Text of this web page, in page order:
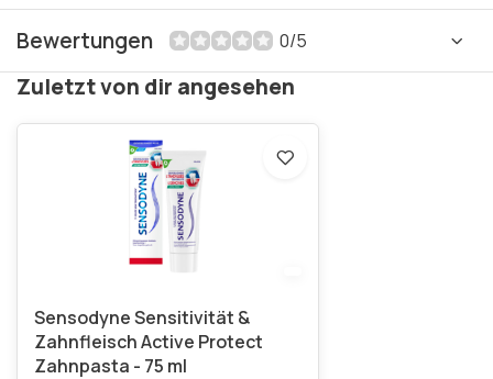
Bewertungen 0/5
Zuletzt von dir angesehen
Sensodyne Sensitivität &
Zahnfleisch Active Protect
Zahnpasta - 75 ml